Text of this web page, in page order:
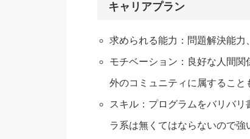
キャリアプラン
求められる能力：問題解決能力
モチベーション：良好な人間
外のコミュニティに属すること
スキル：プログラムをバリバ
ラ系は無くてはならないので強